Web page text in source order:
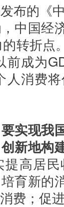
布的《
中国经
转折点
前成为
人消费
要实现我
新地构
高居
育新的
费；促